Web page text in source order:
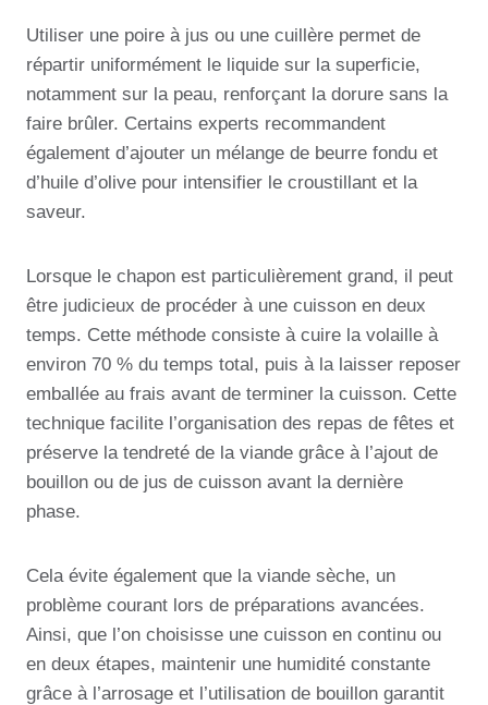
Utiliser une poire à jus ou une cuillère permet de
répartir uniformément le liquide sur la superficie,
notamment sur la peau, renforçant la dorure sans la
faire brûler. Certains experts recommandent
également d’ajouter un mélange de beurre fondu et
d’huile d’olive pour intensifier le croustillant et la
saveur.
Lorsque le chapon est particulièrement grand, il peut
être judicieux de procéder à une cuisson en deux
temps. Cette méthode consiste à cuire la volaille à
environ 70 % du temps total, puis à la laisser reposer
emballée au frais avant de terminer la cuisson. Cette
technique facilite l’organisation des repas de fêtes et
préserve la tendreté de la viande grâce à l’ajout de
bouillon ou de jus de cuisson avant la dernière
phase.
Cela évite également que la viande sèche, un
problème courant lors de préparations avancées.
Ainsi, que l’on choisisse une cuisson en continu ou
en deux étapes, maintenir une humidité constante
grâce à l’arrosage et l’utilisation de bouillon garantit